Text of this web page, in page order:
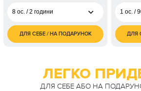
8 ос. / 2 години
6 400
грн
ДЛЯ СЕБЕ / НА ПОДАРУНОК
1 ос. /
ДЛЯ
ЛЕГКО
ДЛЯ СЕБЕ АБО НА